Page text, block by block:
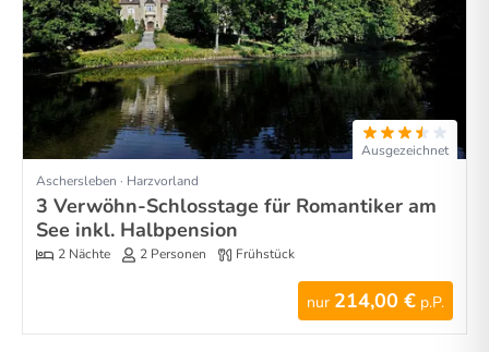
Ausgezeichnet
Aschersleben · Harzvorland
3 Verwöhn-Schlosstage für Romantiker am
See inkl. Halbpension
2 Nächte 2 Personen Frühstück
nur 214,00 € p.P.